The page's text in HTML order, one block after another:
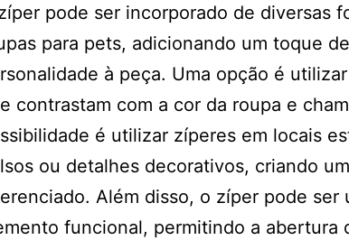
pode ser incorporado de diversas
para pets, adicionando um toque
à peça. Uma opção é
contrastam com a cor da roupa e
é utilizar zíperes em locais
ou detalhes decorativos, criando
Além disso, o zíper pode ser
funcional, permitindo a abertura